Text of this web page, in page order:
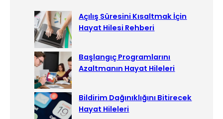
Açılış Süresini Kısaltmak İçin
Hayat Hilesi Rehberi
Başlangıç Programlarını
Azaltmanın Hayat Hileleri
Bildirim Dağınıklığını Bitirecek
Hayat Hileleri